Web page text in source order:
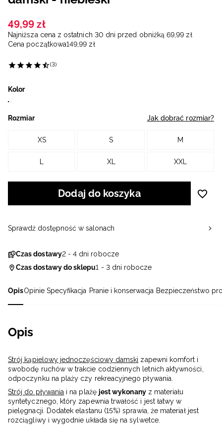
OpisOpinie Specyfikacja Pranie i konserwacja Bezpieczeństwo
Opis
Strój kąpielowy jednoczęściowy damski zapewni komfort i
swobodę ruchów w trakcie codziennych letnich aktywności,
odpoczynku na plaży czy rekreacyjnego pływania.
Strój do pływania i na plażę jest wykonanyz materiału
syntetycznego, który zapewnia trwałość i jest łatwy w
pielęgnacji. Dodatek elastanu (15%) sprawia, że materiał jest
rozciągliwy i wygodnie układa się na sylwetce.
49,99 zł
Najniższa cena z ostatnich 30 dni przed obniżką 69,99 zł
Cena początkowa149,99 zł
(3)
Kolor
Rozmiar Jak dobrać rozmiar?
XS S M
L XL XXL
Dodaj do koszyka
Czas dostawy2 - 4 dni robocze
Czas dostawy do sklepu1 - 3 dni robocze
Sprawdź dostępność w salonach